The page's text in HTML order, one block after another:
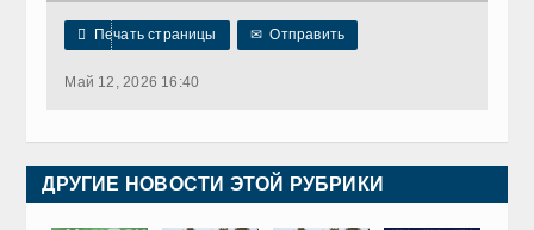
 Печать страницы ✉ Отправить
Май 12, 2026 16:40
ДРУГИЕ НОВОСТИ ЭТОЙ РУБРИКИ